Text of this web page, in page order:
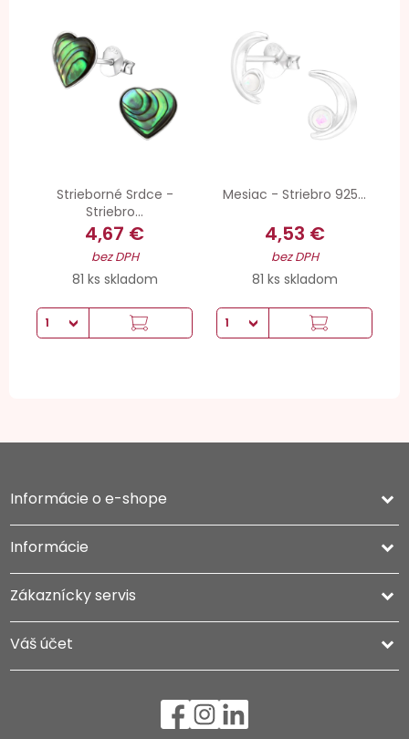
Strieborné Srdce -
Striebro...
4,67 €
bez DPH
81 ks skladom
Mesiac - Striebro 925...
4,53 €
bez DPH
81 ks skladom
Informácie o e-shope keyboard_arrow_down
Informácie 
Zákaznícky servis 
Váš účet 